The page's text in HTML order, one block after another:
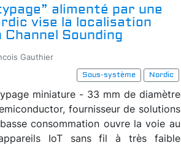
alimenté par une
vise la localisation
Sounding
Gauthier
Sous-système
Nordic
miniature - 33 mm de diamètre
fournisseur de solutions
consommation ouvre la voie au
IoT sans fil à très faible